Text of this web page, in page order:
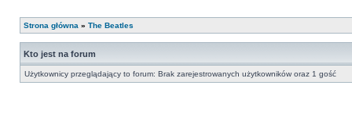
Strona główna » The Beatles
Kto jest na forum
Użytkownicy przeglądający to forum: Brak zarejestrowanych użytkowników oraz 1 gość